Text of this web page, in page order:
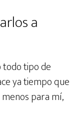
a
todo tipo de
ya tiempo que
para mí,